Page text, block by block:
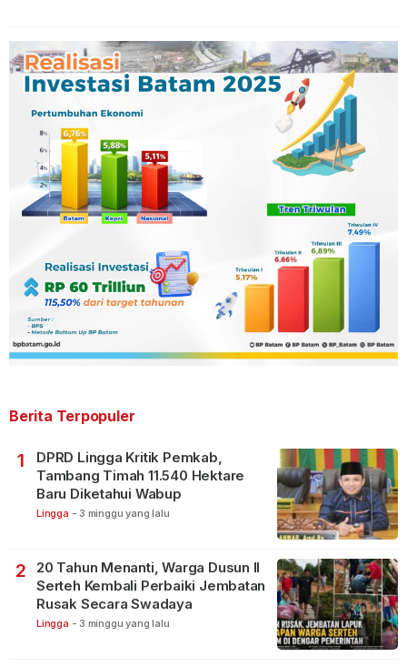
Berita Terpopuler
1
DPRD Lingga Kritik Pemkab,
Tambang Timah 11.540 Hektare
Baru Diketahui Wabup
Lingga - 3 minggu yang lalu
2
20 Tahun Menanti, Warga Dusun II
Serteh Kembali Perbaiki Jembatan
Rusak Secara Swadaya
Lingga - 3 minggu yang lalu